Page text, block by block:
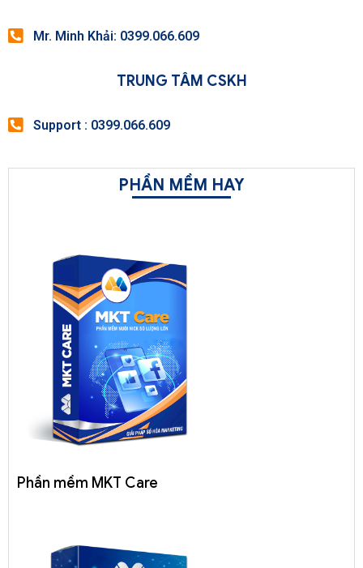
Mr. Minh Khải: 0399.066.609
TRUNG TÂM CSKH
Support : 0399.066.609
PHẦN MỀM HAY
Phần mềm MKT Care